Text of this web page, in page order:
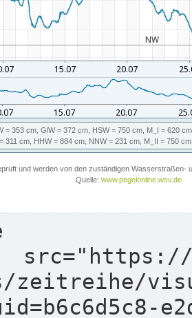
zeitreihe/